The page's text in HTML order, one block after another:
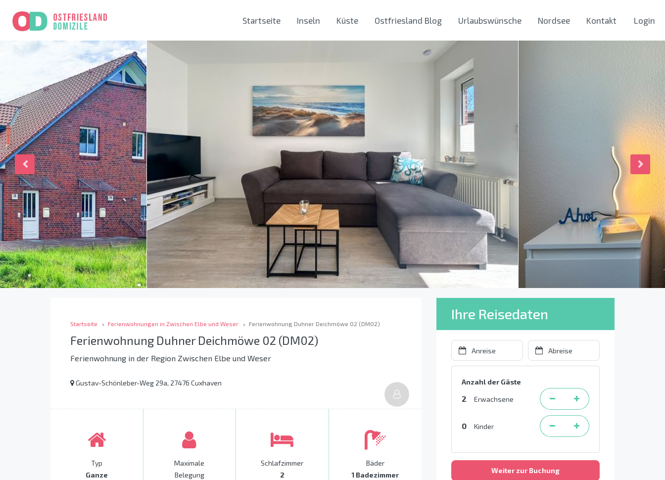
Startseite Inseln Küste Ostfriesland Blog Urlaubswünsche Nordsee Kontakt Login
Startseite Ferienwohnungen in Zwischen Elbe und Weser Ferienwohnung Duhner Deichmöwe 02 (DM02)
Ferienwohnung Duhner Deichmöwe 02 (DM02)
Ferienwohnung in der Region Zwischen Elbe und Weser
Gustav-Schönleber-Weg 29a, 27476 Cuxhaven
Typ
Ganze
Maximale
Belegung
Schlafzimmer
2
Bäder
1 Badezimmer
Ihre Reisedaten
Anzahl der Gäste
2 Erwachsene
0 Kinder
Weiter zur Buchung